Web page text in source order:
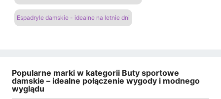
Espadryle damskie - idealne na letnie dni
Popularne marki w kategorii Buty sportowe
damskie – idealne połączenie wygody i modnego
wyglądu